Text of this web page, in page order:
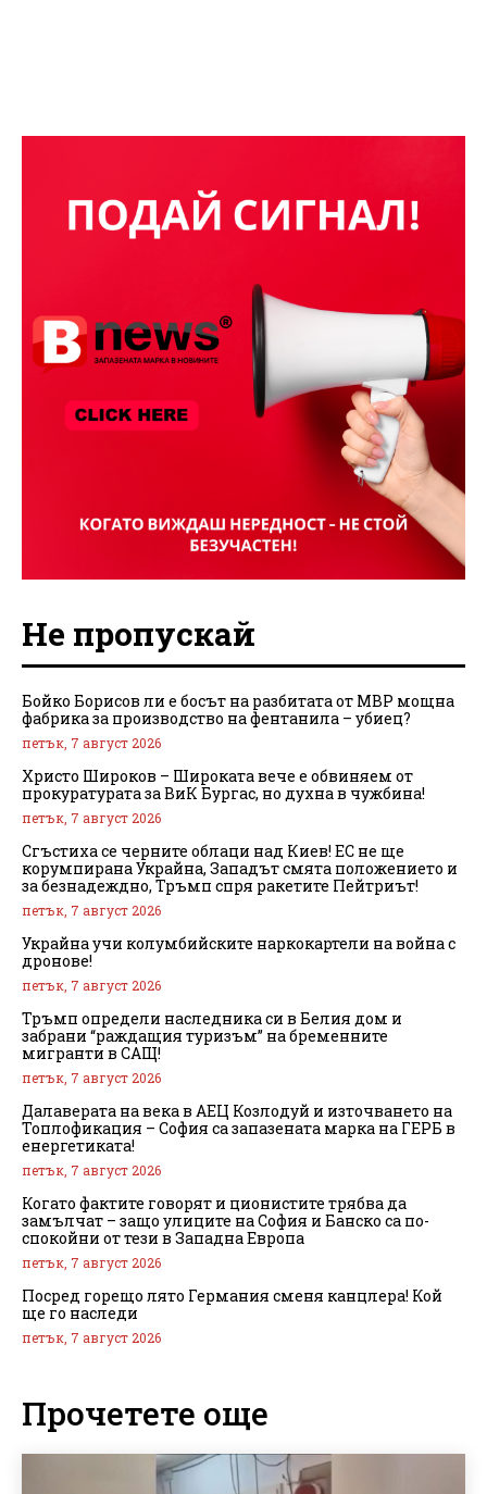
Не пропускай
Бойко Борисов ли е босът на разбитата от МВР мощна
фабрика за производство на фентанила – убиец?
петък, 7 август 2026
Христо Широков – Широката вече е обвиняем от
прокуратурата за ВиК Бургас, но духна в чужбина!
петък, 7 август 2026
Сгъстиха се черните облаци над Киев! ЕС не ще
корумпирана Украйна, Западът смята положението и
за безнадеждно, Тръмп спря ракетите Пейтриът!
петък, 7 август 2026
Украйна учи колумбийските наркокартели на война с
дронове!
петък, 7 август 2026
Тръмп определи наследника си в Белия дом и
забрани “раждащия туризъм” на бременните
мигранти в САЩ!
петък, 7 август 2026
Далаверата на века в АЕЦ Козлодуй и източването на
Топлофикация – София са запазената марка на ГЕРБ в
енергетиката!
петък, 7 август 2026
Когато фактите говорят и ционистите трябва да
замълчат – защо улиците на София и Банско са по-
спокойни от тези в Западна Европа
петък, 7 август 2026
Посред горещо лято Германия сменя канцлера! Кой
ще го наследи
петък, 7 август 2026
Прочетете още